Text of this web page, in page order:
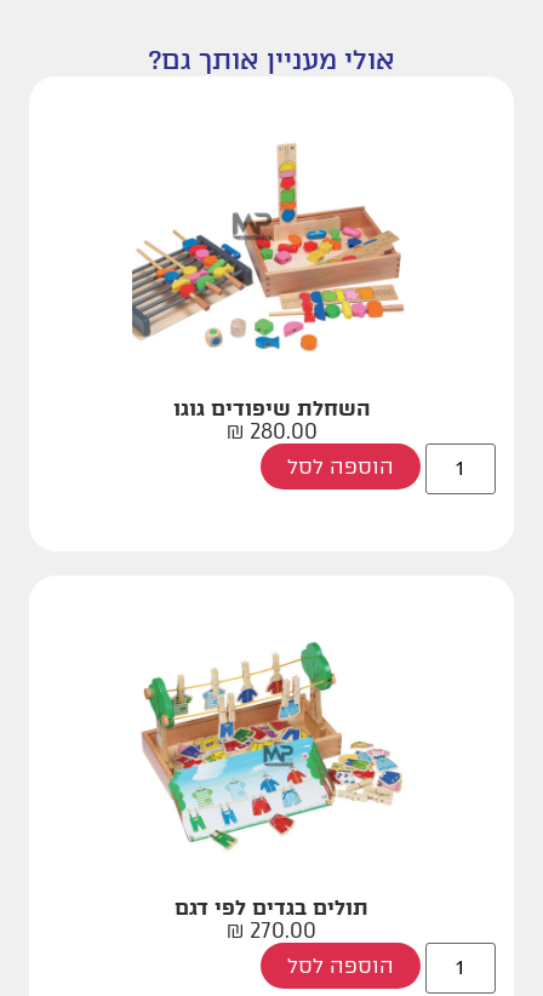
אולי מעניין אותך גם?
השחלת שיפודים גוגו
280.00
₪
הוספה לסל
תולים בגדים לפי דגם
270.00
₪
הוספה לסל